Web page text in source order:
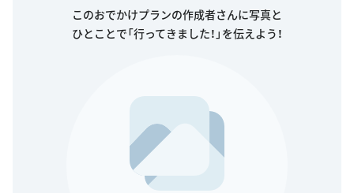
このおでかけプランの作成者さんに写真と
ひとことで「行ってきました！」を伝えよう！